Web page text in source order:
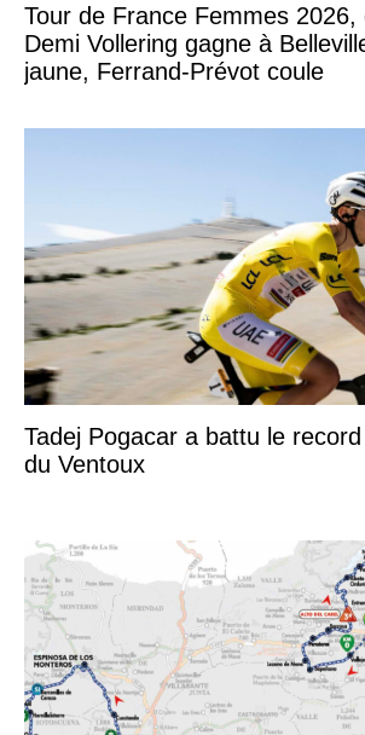
Tour de France Femmes 2026,
Demi Vollering gagne à
jaune, Ferrand-Prévot coule
Tadej Pogacar a battu le record
du Ventoux